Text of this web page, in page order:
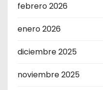
febrero 2026
enero 2026
diciembre 2025
noviembre 2025